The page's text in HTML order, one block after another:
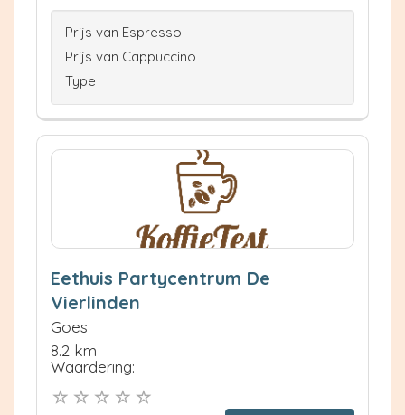
Prijs van Espresso
Prijs van Cappuccino
Type
Eethuis Partycentrum De
Vierlinden
Goes
8.2 km
Waardering: